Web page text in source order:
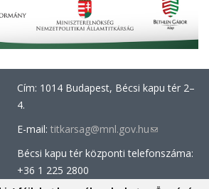
Cím: 1014 Budapest, Bécsi kapu tér 2–
4.
E-mail:titkarsag@mnl.gov.hu(link
mail)
Bécsi kapu tér központi telefonszáma:
+36 1 225 2800